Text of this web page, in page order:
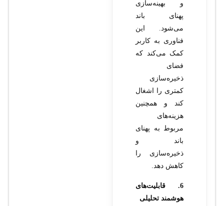
و بهینه‌سازی
پهنای باند
می‌شود. این
فناوری به کاربر
کمک می‌کند که
فضای
ذخیره‌سازی
کمتری را اشغال
کند و همچنین
هزینه‌های
مربوط به پهنای
باند و
ذخیره‌سازی را
کاهش دهد.
6. قابلیت‌های
هوشمند تحلیلی